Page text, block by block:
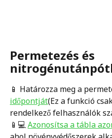
Permetezés és
📱 Határozza meg a
időpontját(Ez a funkció
rendelkező felhasználók
📱💻 Azonosítsa a tábla